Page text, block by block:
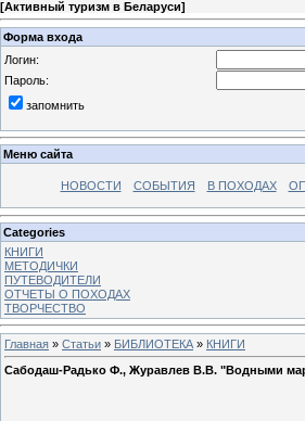
[Активный туризм в Беларуси]
Форма входа
Логин:
Пароль:
запомнить
Меню сайта
НОВОСТИ СОБЫТИЯ В ПОХОДАХ
Categories
КНИГИ
МЕТОДИЧКИ
ПУТЕВОДИТЕЛИ
ОТЧЕТЫ О ПОХОДАХ
ТВОРЧЕСТВО
Главная » Статьи » БИБЛИОТЕКА » КНИГИ
Сабодаш-Радько Ф., Журавлев В.В. "Водными